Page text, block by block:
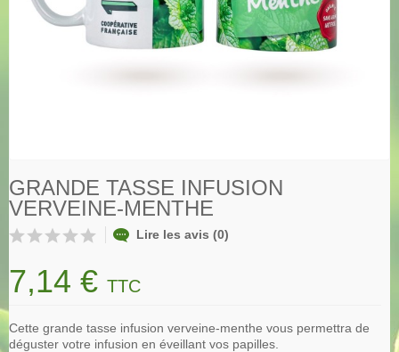
GRANDE TASSE INFUSION
VERVEINE-MENTHE
Lire les avis (0)
7,14 € TTC
Cette grande tasse infusion verveine-menthe vous permettra de
déguster votre infusion en éveillant vos papilles.